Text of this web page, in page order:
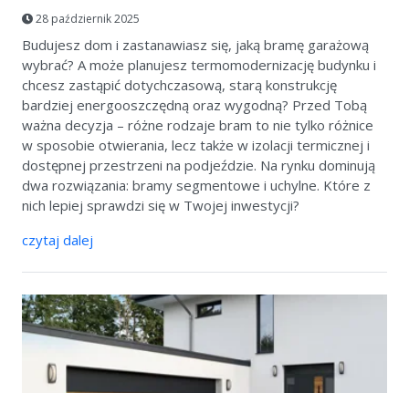
28 październik 2025
Budujesz dom i zastanawiasz się, jaką bramę garażową
wybrać? A może planujesz termomodernizację budynku i
chcesz zastąpić dotychczasową, starą konstrukcję
bardziej energooszczędną oraz wygodną? Przed Tobą
ważna decyzja – różne rodzaje bram to nie tylko różnice
w sposobie otwierania, lecz także w izolacji termicznej i
dostępnej przestrzeni na podjeździe. Na rynku dominują
dwa rozwiązania: bramy segmentowe i uchylne. Które z
nich lepiej sprawdzi się w Twojej inwestycji?
czytaj dalej